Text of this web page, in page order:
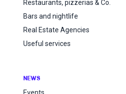
Restaurants, pizzerias & Co.
Bars and nightlife
Real Estate Agencies
Useful services
NEWS